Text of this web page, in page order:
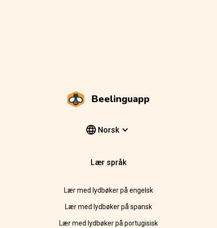
Beelinguapp
Norsk
Lær språk
Lær med lydbøker på engelsk
Lær med lydbøker på spansk
Lær med lydbøker på portugisisk